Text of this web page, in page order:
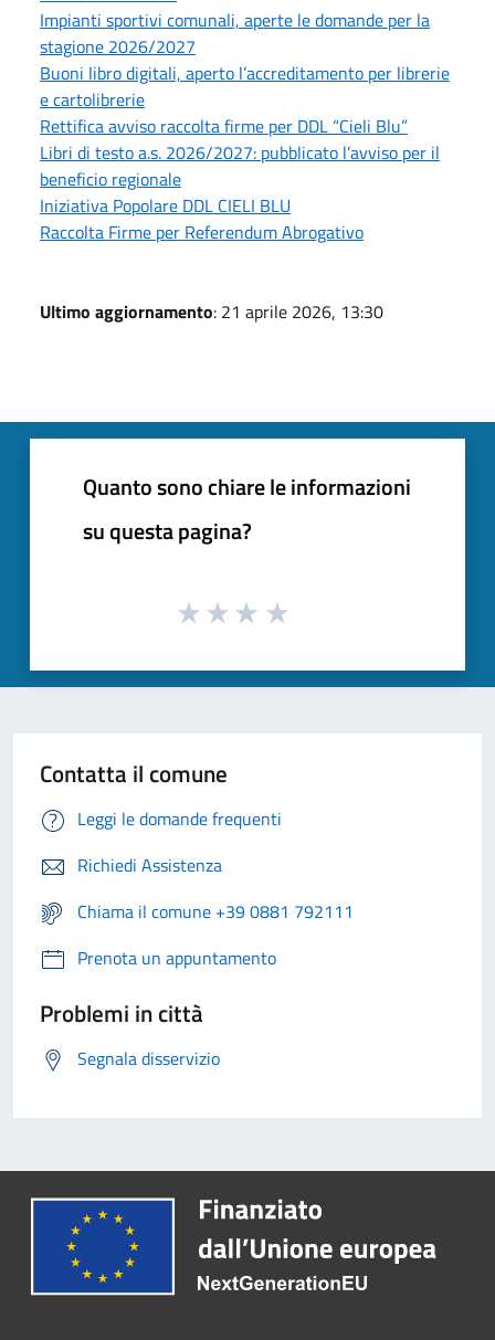
Impianti sportivi comunali, aperte le domande per la
stagione 2026/2027
Buoni libro digitali, aperto l’accreditamento per librerie
e cartolibrerie
Rettifica avviso raccolta firme per DDL “Cieli Blu”
Libri di testo a.s. 2026/2027: pubblicato l’avviso per il
beneficio regionale
Iniziativa Popolare DDL CIELI BLU
Raccolta Firme per Referendum Abrogativo
Ultimo aggiornamento: 21 aprile 2026, 13:30
Quanto sono chiare le informazioni
su questa pagina?
Contatta il comune
Leggi le domande frequenti
Richiedi Assistenza
Chiama il comune +39 0881 792111
Prenota un appuntamento
Problemi in città
Segnala disservizio